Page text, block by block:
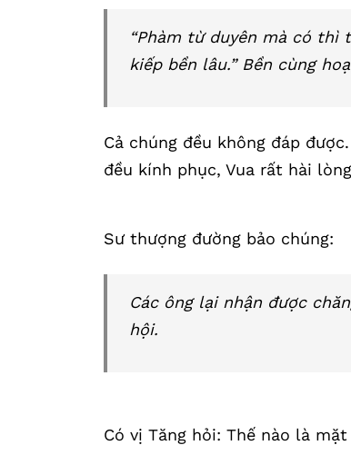
“Phàm từ duyên mà có thì
kiếp bền lâu.” Bền cùng
Cả chúng đều không đáp
đều kính phục, Vua rất hài
Sư thượng đường bảo chúng:
Các ông lại nhận được
hội.
Có vị Tăng hỏi: Thế nào là